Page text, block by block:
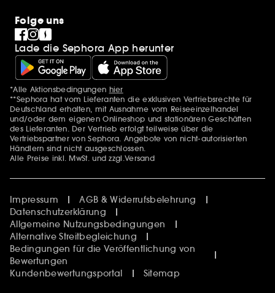
Folge uns
Lade die Sephora App herunter
Zusätzlich Erwähnungen
*Alle Aktionsbedingungen hier
**Sephora hat vom Lieferanten die exklusiven Vertriebsrechte für
Deutschland erhalten, mit Ausnahme vom Reiseeinzelhandel
und/oder dem eigenen Onlineshop und stationären Geschäften
des Lieferanten. Der Vertrieb erfolgt teilweise über die
Vertriebspartner von Sephora. Angebote von nicht-autorisierten
Händlern sind nicht ausgeschlossen.
Alle Preise inkl. MwSt. und zzgl.Versand
Impressum
AGB & Widerrufsbelehrung
Datenschutzerklärung
Allgemeine Nutzungsbedingungen
Alternative Streitbegleichung
Bedingungen für die Veröffentlichung von
Bewertungen
Kundenbewertungsportal
Sitemap